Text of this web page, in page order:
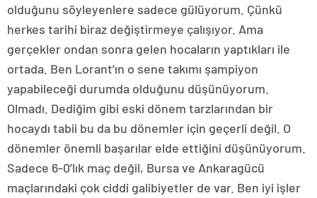
olduğunu söyleyenlere sadece gülüyorum. Çünkü
herkes tarihi biraz değiştirmeye çalışıyor. Ama
gerçekler ondan sonra gelen hocaların yaptıkları ile
ortada. Ben Lorant’ın o sene takımı şampiyon
yapabileceği durumda olduğunu düşünüyorum.
Olmadı. Dediğim gibi eski dönem tarzlarından bir
hocaydı tabii bu da bu dönemler için geçerli değil. O
dönemler önemli başarılar elde ettiğini düşünüyorum.
Sadece 6-0’lık maç değil, Bursa ve Ankaragücü
maçlarındaki çok ciddi galibiyetler de var. Ben iyi işler